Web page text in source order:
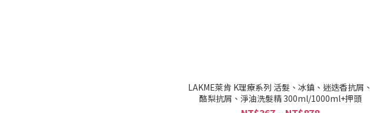
LAKME萊肯 K理療系列 活髮、冰鎮、迷迭香抗屑、
酪梨抗屑、淨油洗髮精 300ml/1000ml+押頭